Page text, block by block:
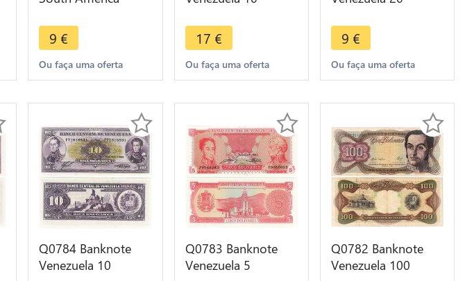
Bolivares Simon
Bolivar 1995 UNC
9 €
Ou faça uma oferta
Michelena 1980 -
>Make offer
17 €
Ou faça uma oferta
Antonio Paez 1989
UNC >Offer
9 €
Ou faça uma oferta
Q0784 Banknote
Venezuela 10
Q0783 Banknote
Venezuela 5
Q0782 Banknote
Venezuela 100